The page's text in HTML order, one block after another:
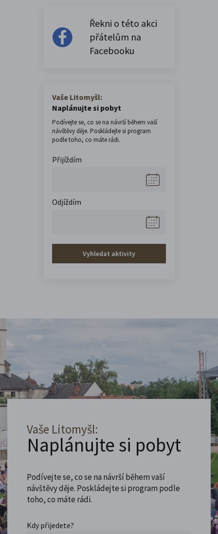
Řekni o této akci
přátelům na
Facebooku
Vaše Litomyšl:
Naplánujte si pobyt
Podívejte se, co se na návrší během vaší
návštěvy děje. Poskládejte si program
podle toho, co máte rádi.
Přijíždím
Odjíždím
Vyhledat aktivity
Vaše Litomyšl:
Naplánujte si pobyt
Podívejte se, co se na návrší během vaší
návštěvy děje. Poskládejte si program podle
toho, co máte rádi.
Kdy přijedete?